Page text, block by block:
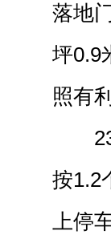
落地
坪0.9
照有
按1.2
上停